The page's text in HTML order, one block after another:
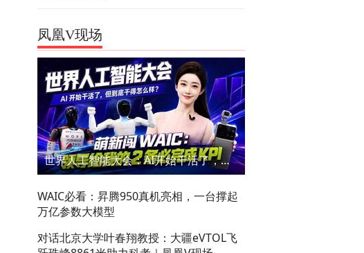
凤凰V现场
世界人工智能大会：AI开始干活了，但到底干的怎么样？萌新闯WAIC
WAIC必看：昇腾950真机亮相，一台撑起
万亿参数大模型
对话北京大学叶春翔教授：大疆eVTOL飞